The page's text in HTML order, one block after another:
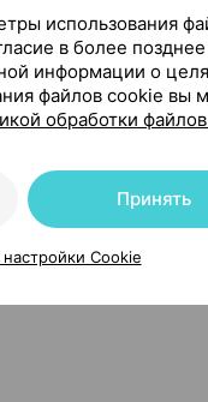
использования
в более
информации о
файлов cookie вы
обработки
Принять
Cookie